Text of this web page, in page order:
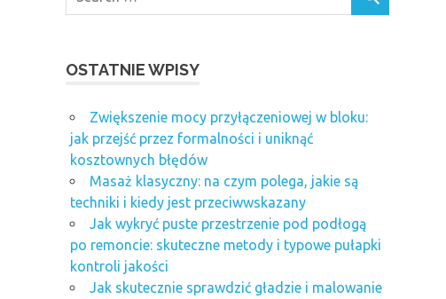
OSTATNIE WPISY
Zwiększenie mocy przyłączeniowej w bloku:
jak przejść przez formalności i uniknąć
kosztownych błędów
Masaż klasyczny: na czym polega, jakie są
techniki i kiedy jest przeciwwskazany
Jak wykryć puste przestrzenie pod podłogą
po remoncie: skuteczne metody i typowe pułapki
kontroli jakości
Jak skutecznie sprawdzić gładzie i malowanie